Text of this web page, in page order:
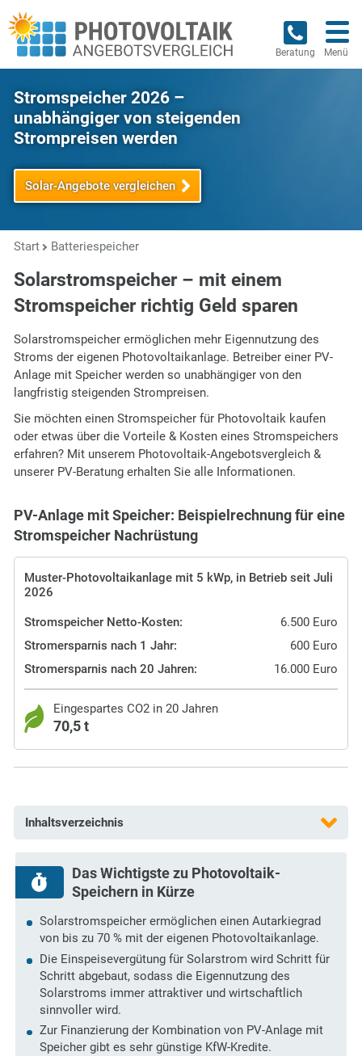
Beratung Menü
Stromspeicher 2026 –
unabhängiger von steigenden
Strompreisen werden
Solar-Angebote vergleichen
Start Batteriespeicher
Solarstromspeicher – mit einem
Stromspeicher richtig Geld sparen
Solarstromspeicher ermöglichen mehr Eigennutzung des
Stroms der eigenen Photovoltaikanlage. Betreiber einer PV-
Anlage mit Speicher werden so unabhängiger von den
langfristig steigenden Strompreisen.
Sie möchten einen Stromspeicher für Photovoltaik kaufen
oder etwas über die Vorteile & Kosten eines Stromspeichers
erfahren? Mit unserem Photovoltaik-Angebotsvergleich &
unserer PV-Beratung erhalten Sie alle Informationen.
PV-Anlage mit Speicher: Beispielrechnung für eine
Stromspeicher Nachrüstung
Muster-Photovoltaikanlage mit 5 kWp, in Betrieb seit Juli
2026
Stromspeicher Netto-Kosten:
6.500 Euro
Stromersparnis nach 1 Jahr:
600 Euro
Stromersparnis nach 20 Jahren:
16.000 Euro
Eingespartes CO2 in 20 Jahren
70,5 t
Inhaltsverzeichnis
Das Wichtigste zu Photovoltaik-
Speichern in Kürze
Solarstromspeicher ermöglichen einen Autarkiegrad
von bis zu 70 % mit der eigenen Photovoltaikanlage.
Die Einspeisevergütung für Solarstrom wird Schritt für
Schritt abgebaut, sodass die Eigennutzung des
Solarstroms immer attraktiver und wirtschaftlich
sinnvoller wird.
Zur Finanzierung der Kombination von PV-Anlage mit
Speicher gibt es sehr günstige KfW-Kredite.